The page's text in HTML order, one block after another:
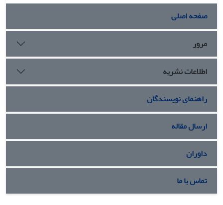
صفحه اصلی
مرور
اطلاعات نشریه
راهنمای نویسندگان
ارسال مقاله
داوران
تماس با ما